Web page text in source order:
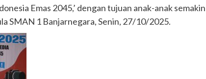
Emas 2045,’ dengan tujuan anak-anak
SMAN 1 Banjarnegara, Senin, 27/10/2025.